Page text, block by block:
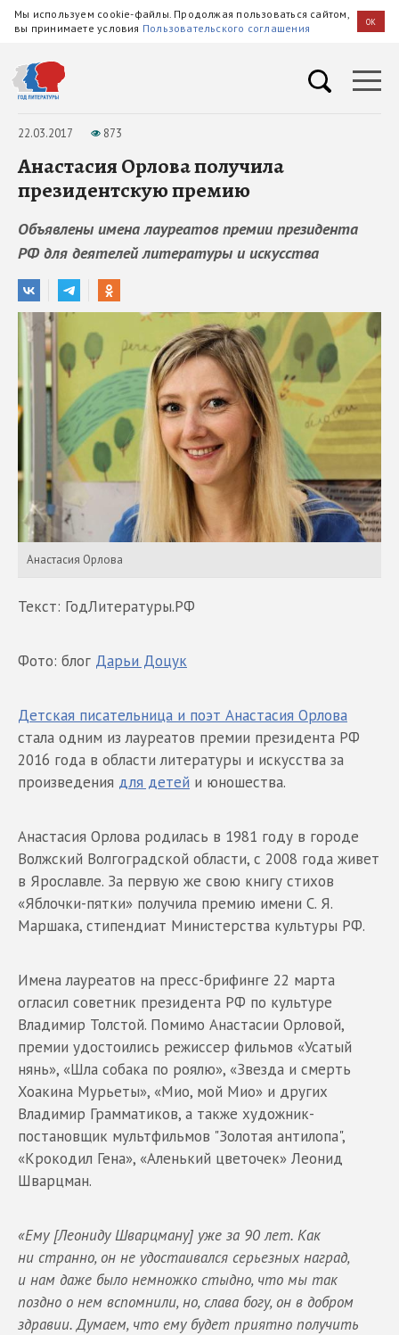
Мы используем cookie-файлы. Продолжая пользоваться сайтом,
вы принимаете условия Пользовательского соглашения OK
22.03.2017 873
Анастасия Орлова получила
президентскую премию
Объявлены имена лауреатов премии президента
РФ для деятелей литературы и искусства
Анастасия Орлова
Текст: ГодЛитературы.РФ
Фото: блог Дарьи Доцук
Детская писательница и поэт Анастасия Орлова
стала одним из лауреатов премии президента РФ
2016 года в области литературы и искусства за
произведения для детей и юношества.
Анастасия Орлова родилась в 1981 году в городе
Волжский Волгоградской области, с 2008 года живет
в Ярославле. За первую же свою книгу стихов
«Яблочки-пятки» получила премию имени С. Я.
Маршака, стипендиат Министерства культуры РФ.
Имена лауреатов на пресс-брифинге 22 марта
огласил советник президента РФ по культуре
Владимир Толстой. Помимо Анастасии Орловой,
премии удостоились режиссер фильмов «Усатый
нянь», «Шла собака по роялю», «Звезда и смерть
Хоакина Мурьеты», «Мио, мой Мио» и других
Владимир Грамматиков, а также художник-
постановщик мультфильмов "Золотая антилопа",
«Крокодил Гена», «Аленький цветочек» Леонид
Шварцман.
«Ему [Леониду Шварцману] уже за 90 лет. Как
ни странно, он не удостаивался серьезных наград,
и нам даже было немножко стыдно, что мы так
поздно о нем вспомнили, но, слава богу, он в добром
здравии. Думаем, что ему будет приятно получить